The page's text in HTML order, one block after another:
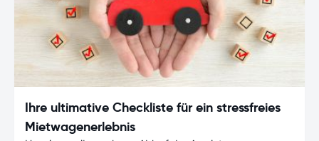
Ihre ultimative Checkliste für ein stressfreies
Mietwagenerlebnis